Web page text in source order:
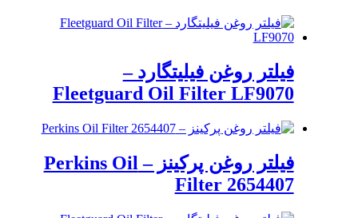
فیلتر روغن فیلیتگارد –
Fleetguard Oil Filter LF9070
فیلتر روغن پرکینز – Perkins Oil
Filter 2654407